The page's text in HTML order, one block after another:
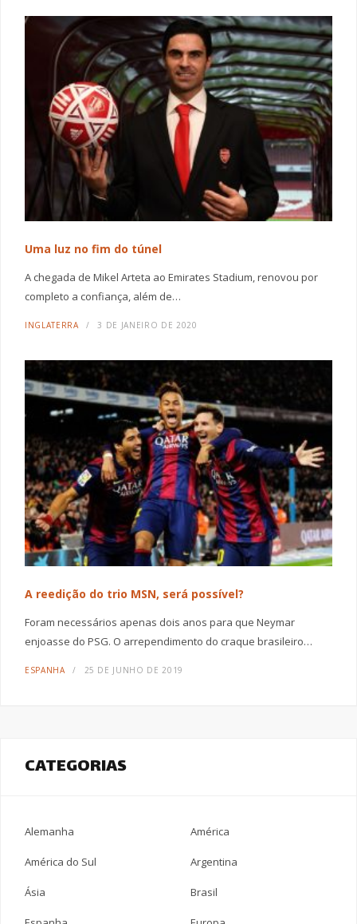
Uma luz no fim do túnel
A chegada de Mikel Arteta ao Emirates Stadium, renovou por
completo a confiança, além de…
INGLATERRA 3 DE JANEIRO DE 2020
A reedição do trio MSN, será possível?
Foram necessários apenas dois anos para que Neymar
enjoasse do PSG. O arrependimento do craque brasileiro…
ESPANHA 25 DE JUNHO DE 2019
CATEGORIAS
Alemanha América
América do Sul Argentina
Ásia Brasil